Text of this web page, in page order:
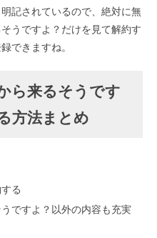
記されているので、絶対に無
うですよ？だけを見て解約す
できますね。
ら来るそうです
方法まとめ
る
ですよ？以外の内容も充実